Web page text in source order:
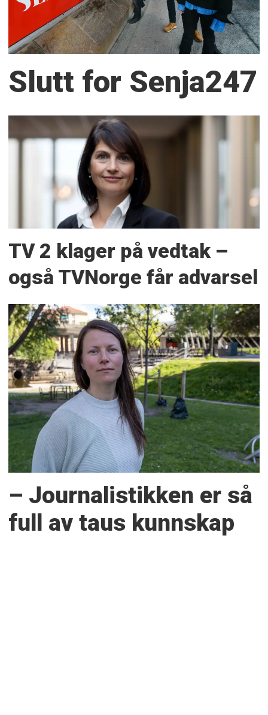
Slutt for Senja247
TV 2 klager på vedtak –
også TVNorge får advarsel
– Journalistikken er så
full av taus kunnskap